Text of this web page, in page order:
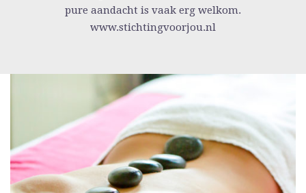
pure aandacht is vaak erg welkom.
www.stichtingvoorjou.nl